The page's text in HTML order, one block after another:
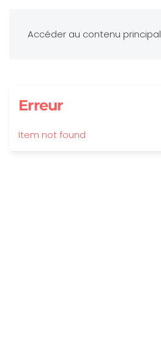
Accéder au contenu principal
Erreur
Item not found